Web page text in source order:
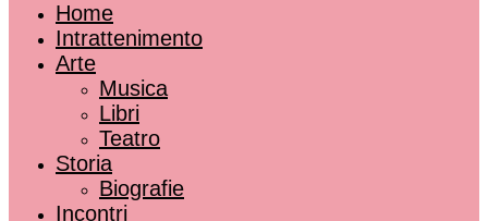
Home
Intrattenimento
Arte
Musica
Libri
Teatro
Storia
Biografie
Incontri